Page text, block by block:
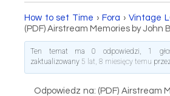
How to set Time › Fora › Vintage
(PDF) Airstream Memories by John
Ten temat ma 0 odpowiedzi, 1
zaktualizowany 5 lat, 8 miesięcy temu
Odpowiedz na: (PDF) Airstream